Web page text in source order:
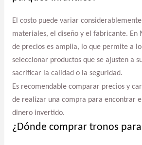
El costo puede variar
materiales, el diseño y el fabricante. En
de precios es amplia, lo que permite a
seleccionar productos que se ajusten a
sacrificar la calidad o la seguridad.
Es recomendable comparar precios y
de realizar una compra para encontrar
dinero invertido.
¿Dónde comprar tronos